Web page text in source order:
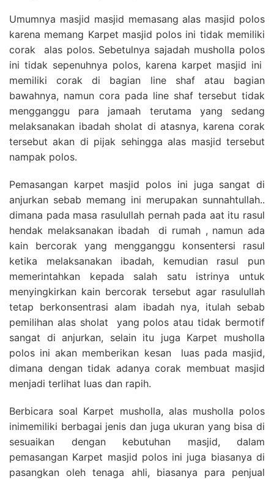
Umumnya masjid masjid memasang alas masjid polos
karena memang Karpet masjid polos ini tidak memiliki
corak alas polos. Sebetulnya sajadah musholla polos
ini tidak sepenuhnya polos, karena karpet masjid ini
memiliki corak di bagian line shaf atau bagian
bawahnya, namun cora pada line shaf tersebut tidak
mengganggu para jamaah terutama yang sedang
melaksanakan ibadah sholat di atasnya, karena corak
tersebut akan di pijak sehingga alas masjid tersebut
nampak polos.
Pemasangan karpet masjid polos ini juga sangat di
anjurkan sebab memang ini merupakan sunnahtullah..
dimana pada masa rasulullah pernah pada aat itu rasul
hendak melaksanakan ibadah di rumah , namun ada
kain bercorak yang mengganggu konsentersi rasul
ketika melaksanakan ibadah, kemudian rasul pun
memerintahkan kepada salah satu istrinya untuk
menyingkirkan kain bercorak tersebut agar rasulullah
tetap berkonsentrasi alam ibadah nya, itulah sebab
pemilihan alas sholat yang polos atau tidak bermotif
sangat di anjurkan, selain itu juga Karpet musholla
polos ini akan memberikan kesan luas pada masjid,
dimana dengan tidak adanya corak membuat masjid
menjadi terlihat luas dan rapih.
Berbicara soal Karpet musholla, alas musholla polos
inimemiliki berbagai jenis dan juga ukuran yang bisa di
sesuaikan dengan kebutuhan masjid, dalam
pemasangan Karpet masjid polos ini juga biasanya di
pasangkan oleh tenaga ahli, biasanya para penjual